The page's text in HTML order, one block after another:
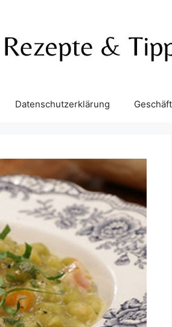
Datenschutzerklärung